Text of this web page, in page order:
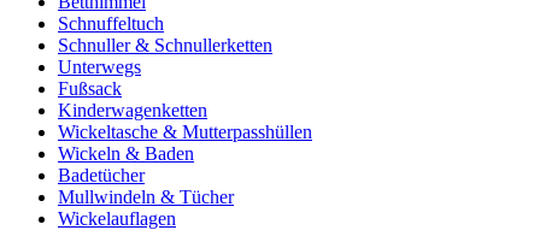
Schnuffeltuch
Schnuller & Schnullerketten
Unterwegs
Fußsack
Kinderwagenketten
Wickeltasche & Mutterpasshüllen
Wickeln & Baden
Badetücher
Mullwindeln & Tücher
Wickelauflagen